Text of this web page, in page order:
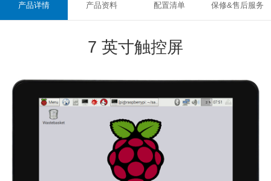
7英寸电容触摸
带外壳
触摸
触摸带外壳
触摸 B型
7英寸IPS电容
触摸 带外壳
7英寸电容触摸
7 英寸电容触
摸屏（带摄像
头）
产品详情 产品资料 配置清单 保修&售后服务
7 英寸触控屏